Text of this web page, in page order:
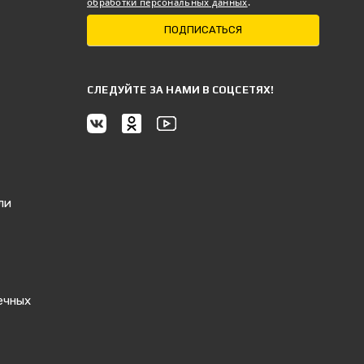
обработки персональных данных.
ПОДПИСАТЬСЯ
CЛЕДУЙТЕ ЗА НАМИ В СОЦСЕТЯХ!